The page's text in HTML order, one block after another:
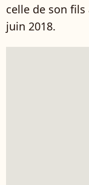
celle de son
juin 2018.